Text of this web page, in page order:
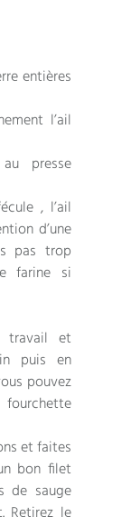
entières
l’ail
presse
, l’ail
d’une
pas trop
farine si
travail et
puis en
pouvez
et faites
bon filet
de sauge